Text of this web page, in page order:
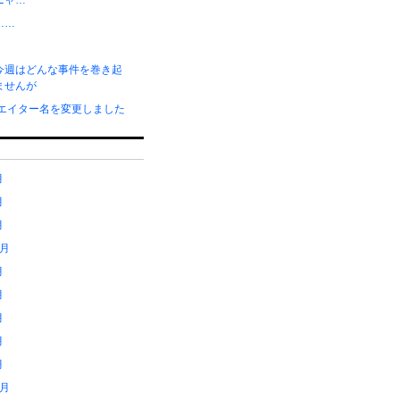
週はどんな事件を巻き起
んが
イター名を変更しました